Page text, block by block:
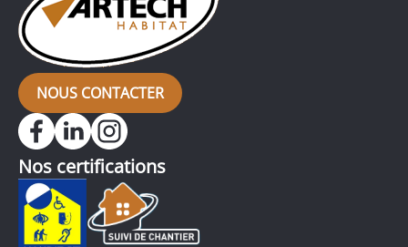
NOUS CONTACTER
Nos certifications